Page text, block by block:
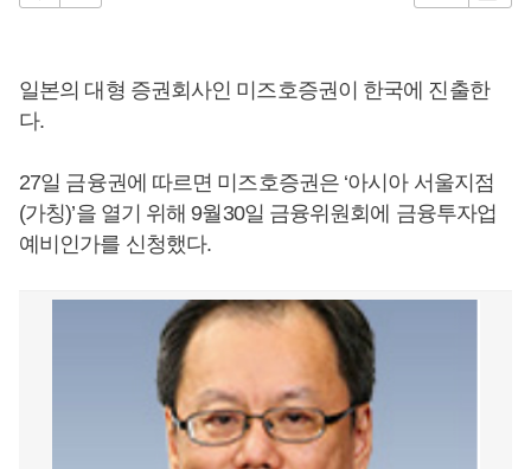
일본의 대형 증권회사인 미즈호증권이 한국에 진출한
다.
27일 금융권에 따르면 미즈호증권은 ‘아시아 서울지점
(가칭)’을 열기 위해 9월30일 금융위원회에 금융투자업
예비인가를 신청했다.